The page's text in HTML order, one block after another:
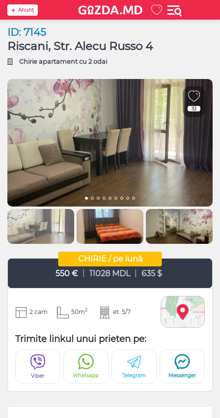
Anunţ
ID: 7145
Riscani, Str. Alecu Russo 4
Chirie apartament cu 2 odai
32
CHIRIE / pe lună
550 €
11028 MDL 635 $
2 cam 50m2 et. 5/7
Trimite linkul unui prieten pe:
Viber Whatsapp Telegram Messenger